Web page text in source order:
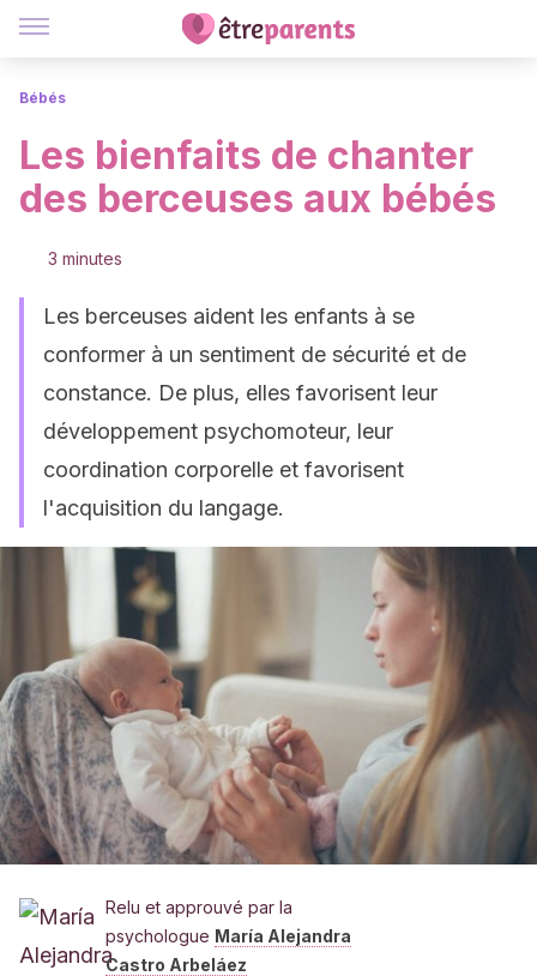
Bébés
Les bienfaits de chanter
des berceuses aux bébés
3 minutes
Les berceuses aident les enfants à se
conformer à un sentiment de sécurité et de
constance. De plus, elles favorisent leur
développement psychomoteur, leur
coordination corporelle et favorisent
l'acquisition du langage.
Relu et approuvé par la
psychologue María Alejandra
Castro Arbeláez